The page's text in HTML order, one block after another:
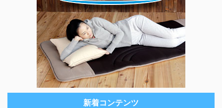
新着コンテンツ